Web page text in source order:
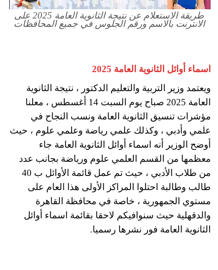
طريقة الاستعلام عن نتيجة الثانوية العامة 2025 على
الانترنت بالاسم ورقم الجلوس في جميع المحافظات
اسماء أوائل الثانوية العامة 2025
ويعتمد وزير التربية والتعليم الدكتور ، نتيجة الثانوية
العامة 2025 صباح يوم السبت 14 أغسطس ، معلنا
مؤشرات تنسيق الثانوية العامة ونسب النجاح في
علمي وأدبي ، وكذلك علمي رياضة وعلمي علوم ، حيث
أوضح الوزير أنه اسماء أوائل الثانوية العامة جاء
معظمها من القسم العلمي علوم ورياضة بجانب عدد
من طلاب الأدبي ، حيث تم عمل قائمة الأوائل ب 40
طالب وطالبة احتلوا المراكز الأولى هذا العام على
مستوي الجمهورية ، خاصة في محافظة القاهرة
والدقهلية حيث سنوافيكم لاحقا بقائمة اسماء أوائل
الثانوية العامة فور نشرها رسميا.